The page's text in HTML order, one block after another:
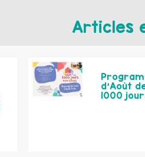
Articles
d’Août
1000